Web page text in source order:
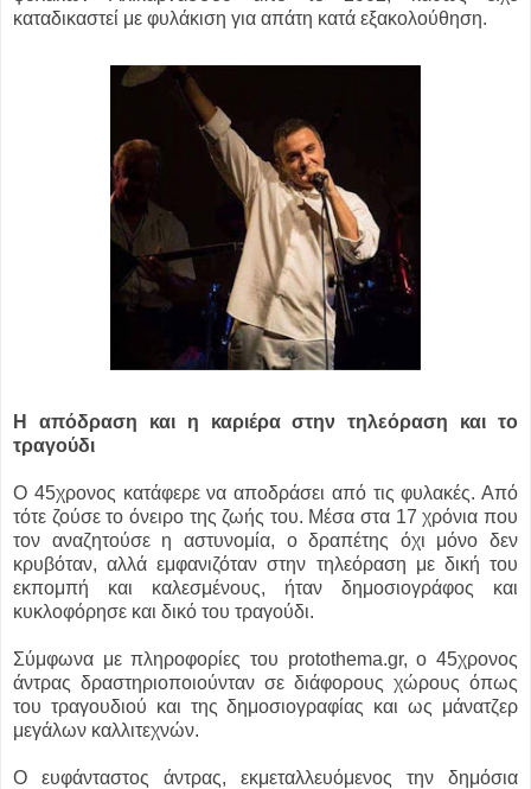
καταδικαστεί με φυλάκιση για απάτη κατά εξακολούθηση.
Η απόδραση και η καριέρα στην τηλεόραση και το
τραγούδι
Ο 45χρονος κατάφερε να αποδράσει από τις φυλακές. Από
τότε ζούσε το όνειρο της ζωής του. Μέσα στα 17 χρόνια που
τον αναζητούσε η αστυνομία, ο δραπέτης όχι μόνο δεν
κρυβόταν, αλλά εμφανιζόταν στην τηλεόραση με δική του
εκπομπή και καλεσμένους, ήταν δημοσιογράφος και
κυκλοφόρησε και δικό του τραγούδι.
Σύμφωνα με πληροφορίες του protothema.gr, ο 45χρονος
άντρας δραστηριοποιούνταν σε διάφορους χώρους όπως
του τραγουδιού και της δημοσιογραφίας και ως μάνατζερ
μεγάλων καλλιτεχνών.
Ο ευφάνταστος άντρας, εκμεταλλευόμενος την δημόσια